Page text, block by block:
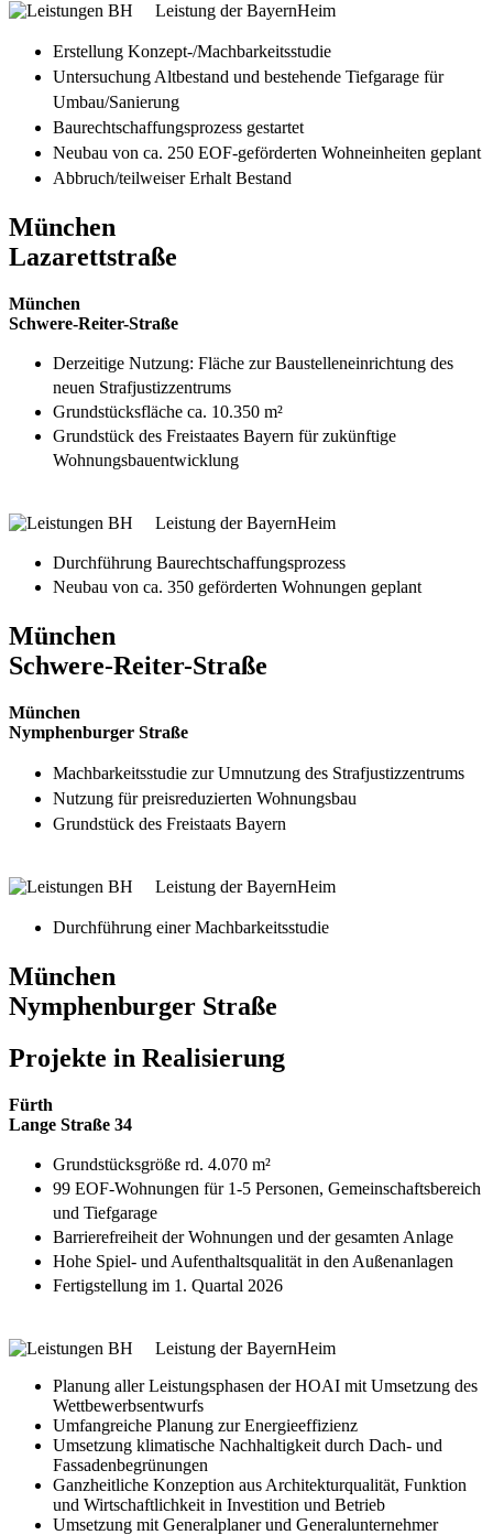
Leistung der BayernHeim
Erstellung Konzept-/Machbarkeitsstudie
Untersuchung Altbestand und bestehende Tiefgarage für
Umbau/Sanierung
Baurechtschaffungsprozess gestartet
Neubau von ca. 250 EOF-geförderten Wohneinheiten geplant
Abbruch/teilweiser Erhalt Bestand
München
Lazarettstraße
München
Schwere-Reiter-Straße
Derzeitige Nutzung: Fläche zur Baustelleneinrichtung des
neuen Strafjustizzentrums
Grundstücksfläche ca. 10.350 m²
Grundstück des Freistaates Bayern für zukünftige
Wohnungsbauentwicklung
Leistung der BayernHeim
Durchführung Baurechtschaffungsprozess
Neubau von ca. 350 geförderten Wohnungen geplant
München
Schwere-Reiter-Straße
München
Nymphenburger Straße
Machbarkeitsstudie zur Umnutzung des Strafjustizzentrums
Nutzung für preisreduzierten Wohnungsbau
Grundstück des Freistaats Bayern
Leistung der BayernHeim
Durchführung einer Machbarkeitsstudie
München
Nymphenburger Straße
Projekte in Realisierung
Fürth
Lange Straße 34
Grundstücksgröße rd. 4.070 m²
99 EOF-Wohnungen für 1-5 Personen, Gemeinschaftsbereich
und Tiefgarage
Barrierefreiheit der Wohnungen und der gesamten Anlage
Hohe Spiel- und Aufenthaltsqualität in den Außenanlagen
Fertigstellung im 1. Quartal 2026
Leistung der BayernHeim
Planung aller Leistungsphasen der HOAI mit Umsetzung des
Wettbewerbsentwurfs
Umfangreiche Planung zur Energieeffizienz
Umsetzung klimatische Nachhaltigkeit durch Dach- und
Fassadenbegrünungen
Ganzheitliche Konzeption aus Architekturqualität, Funktion
und Wirtschaftlichkeit in Investition und Betrieb
Umsetzung mit Generalplaner und Generalunternehmer